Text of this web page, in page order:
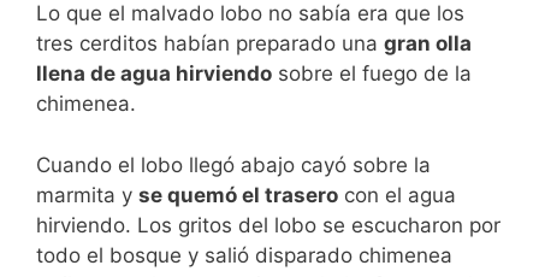
Lo que el malvado lobo no sabía era que los
tres cerditos habían preparado una gran olla
llena de agua hirviendo sobre el fuego de la
chimenea.
Cuando el lobo llegó abajo cayó sobre la
marmita y se quemó el trasero con el agua
hirviendo. Los gritos del lobo se escucharon por
todo el bosque y salió disparado chimenea